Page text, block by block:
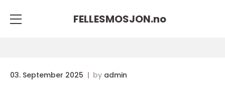
FELLESMOSJON.no
03. September 2025 by admin